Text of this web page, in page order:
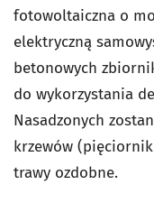
fotowoltaiczna o
elektryczną
betonowych
do wykorzystania
Nasadzonych
krzewów
trawy ozdobne.